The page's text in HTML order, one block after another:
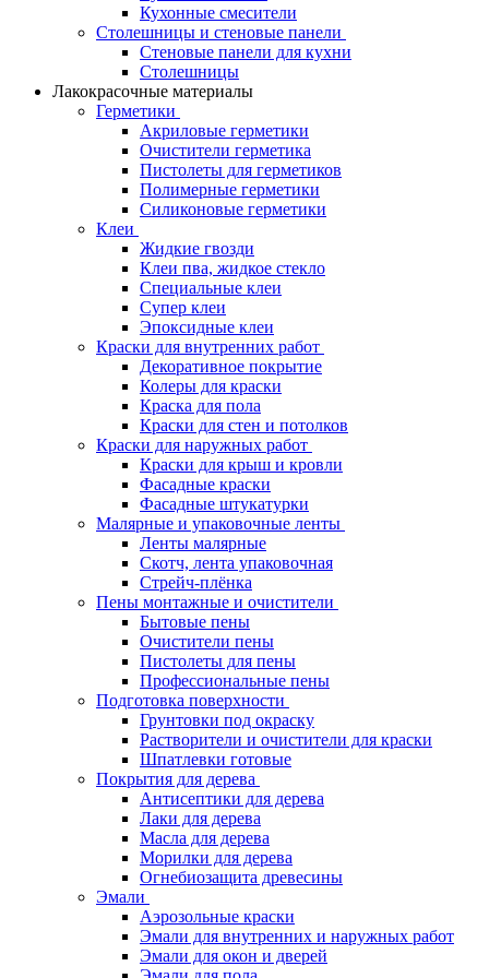
Кухонные смесители
Столешницы и стеновые панели
Стеновые панели для кухни
Столешницы
Лакокрасочные материалы
Герметики
Акриловые герметики
Очистители герметика
Пистолеты для герметиков
Полимерные герметики
Силиконовые герметики
Клеи
Жидкие гвозди
Клеи пва, жидкое стекло
Специальные клеи
Супер клеи
Эпоксидные клеи
Краски для внутренних работ
Декоративное покрытие
Колеры для краски
Краска для пола
Краски для стен и потолков
Краски для наружных работ
Краски для крыш и кровли
Фасадные краски
Фасадные штукатурки
Малярные и упаковочные ленты
Ленты малярные
Скотч, лента упаковочная
Стрейч-плёнка
Пены монтажные и очистители
Бытовые пены
Очистители пены
Пистолеты для пены
Профессиональные пены
Подготовка поверхности
Грунтовки под окраску
Растворители и очистители для краски
Шпатлевки готовые
Покрытия для дерева
Антисептики для дерева
Лаки для дерева
Масла для дерева
Морилки для дерева
Огнебиозащита древесины
Эмали
Аэрозольные краски
Эмали для внутренних и наружных работ
Эмали для окон и дверей